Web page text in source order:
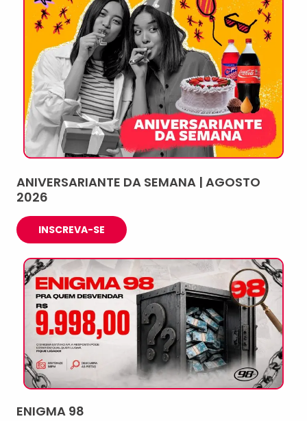
ANIVERSARIANTE DA SEMANA | AGOSTO
2026
INSCREVA-SE
ENIGMA 98